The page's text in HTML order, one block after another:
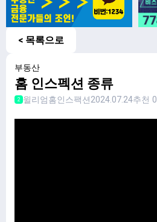
< 목록으로
부동산
홈 인스펙션 종류
2 윌리엄홈인스팩션2024.07.24추천 0